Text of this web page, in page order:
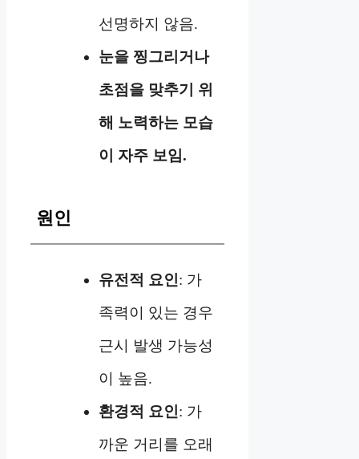
선명하지 않음.
눈을 찡그리거나
초점을 맞추기 위
해 노력하는 모습
이 자주 보임.
원인
유전적 요인: 가
족력이 있는 경우
근시 발생 가능성
이 높음.
환경적 요인: 가
까운 거리를 오래